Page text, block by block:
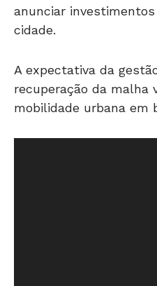
anunciar
cidade.
A expectativa da
recuperação da malha
mobilidade urbana em